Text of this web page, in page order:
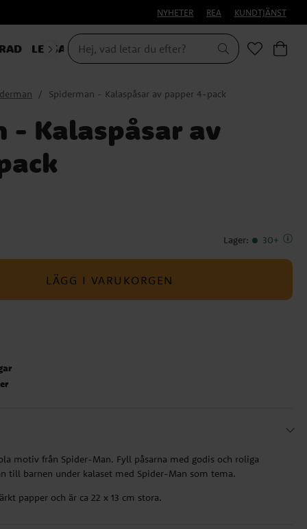
NYHETER REA KUNDTJÄNST
LEKSAKER & PRESENTER
Spiderman - Kalaspåsar av papper 4-pack
- Kalaspåsar av
Lager: 30+
LÄGG I VARUKORGEN
motiv från Spider-Man. Fyll påsarna med godis och roliga
till barnen under kalaset med Spider-Man som tema.
papper och är ca 22 x 13 cm stora.